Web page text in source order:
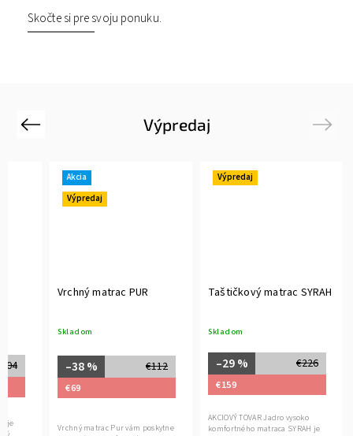
Skočte si pre svoju ponuku.
Výpredaj
Previous
je
Akcia
Výpredaj
Vrchný matrac PUR
Skladom
€112
–38 %
€69
Vrchný matrac Pur vám poskytne
Výpredaj
Taštičkový matrac SYRAH
Skladom
€226
–29 %
€159
AKCIOVÝ TOVAR Jadro vysoko
komfortného matraca SYRAH je
Next